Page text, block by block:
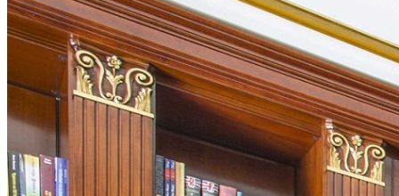
服务流程
联系我们